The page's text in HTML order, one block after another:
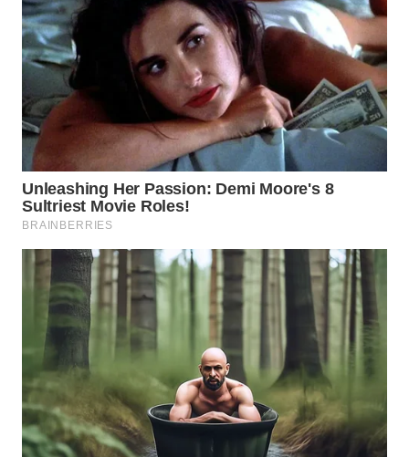
WN
NIAS
WN
LANGKAT
TAPANULI
SELATAN
WN
TANJUNG
LESUNG
WN
WN
SIMALUNGUN